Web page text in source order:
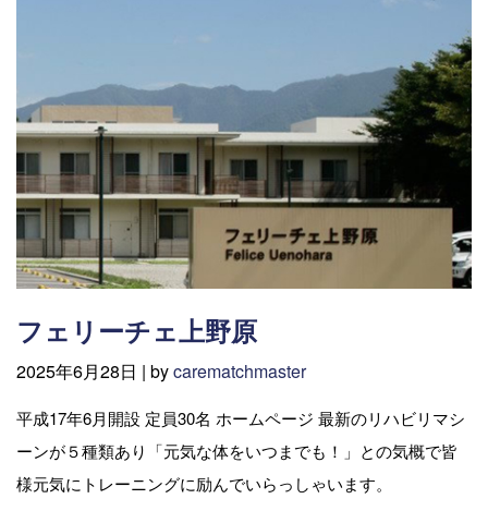
フェリーチェ上野原
2025年6月28日 | bycarematchmaster
平成17年6月開設 定員30名 ホームページ 最新のリハビリマシ
ーンが５種類あり「元気な体をいつまでも！」との気概で皆
様元気にトレーニングに励んでいらっしゃいます。